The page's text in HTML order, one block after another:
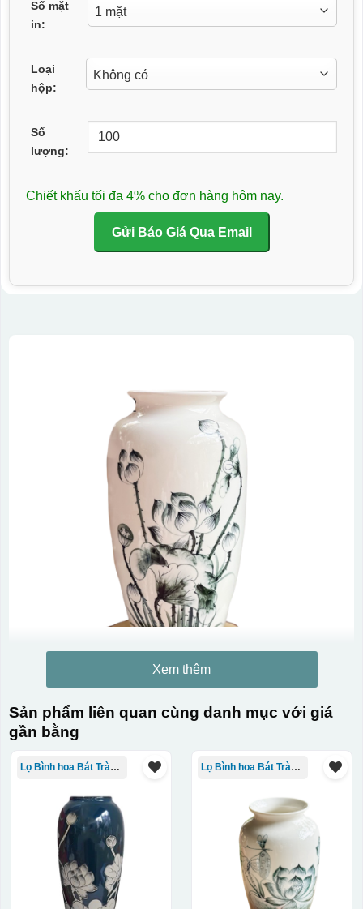
Số mặt
in:
Loại
hộp:
Số
lượng:
Chiết khấu tối đa 4% cho đơn hàng hôm nay.
Gửi Báo Giá Qua Email
Xem thêm
Sản phẩm liên quan cùng danh mục với giá
gần bằng
Lọ Bình hoa Bát Tràng in logo Lọ Bình hoa Bát Tràng in logo